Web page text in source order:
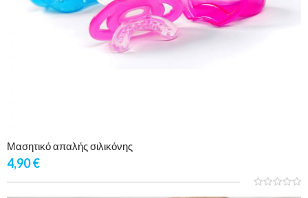
Μασητικό απαλής σιλικόνης
4,90€